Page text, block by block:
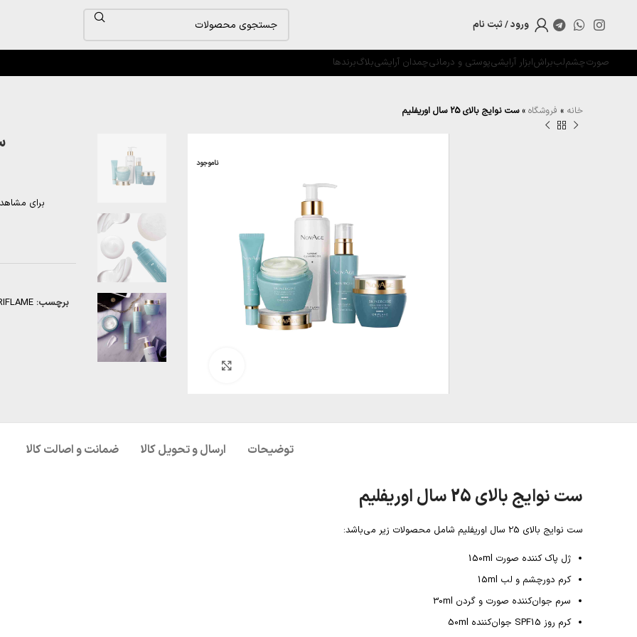
ورود / ثبت نام
صورتچشملببراشابزار آرایشیپوستی و درمانیچمدان آرایشیبلاگبرندها
خانه » فروشگاه »ست نوایج بالای 25 سال اوریفلیم
ناموجود
برای
برچسب:
توضیحات ارسال و تحویل کالا ضمانت و اصالت کالا
ست نوایج بالای 25 سال اوریفلیم
ست نوایج بالای 25 سال اوریفلیم شامل محصولات زیر می‌باشد:
ژل پاک کننده صورت 150ml
کرم دورچشم و لب 15ml
سرم جوان‌کننده صورت و گردن 30ml
کرم روز SPF15 جوان‌کننده 50ml